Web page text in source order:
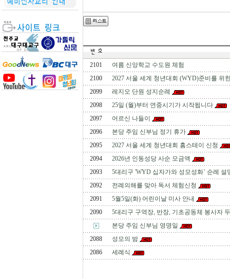
2101
여름 신앙학교 수도원 체험
2100
2027 서울 세계 청년대회 (WYD)준비를 위
2099
레지오 단원 성지순례
2098
25일 (월)부터 연중시기가 시작됩니다
2097
어르신 나들이
2096
본당 주임 신부님 정기 휴가
2095
2027 서울 세계 청년대회 홈스테이 신청
2094
2026년 인동성당 사순 모금액
2093
5대리구 'WYD 십자가와 성모성화’ 순례 설
2092
전례의해를 맞아 독서 체험신청
2091
5월5일(화) 어린이날 미사 안내
2090
5대리구 구역장, 반장, 기초공동체 봉사자
본당 주임 신부님 영명일
2088
성모의 밤
2086
세례식